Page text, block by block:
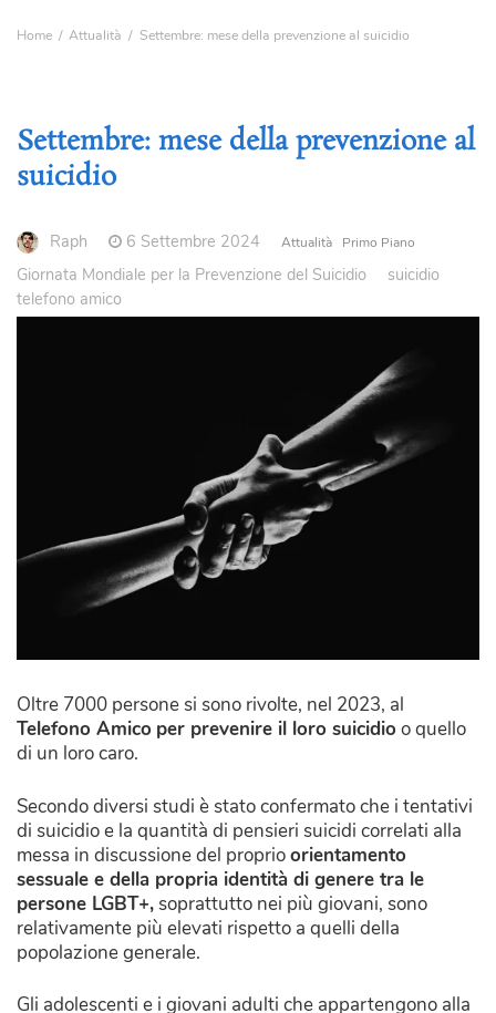
Home Attualità Settembre: mese della prevenzione al suicidio
Settembre: mese della prevenzione al
suicidio
Raph 6 Settembre 2024 Attualità Primo Piano
Giornata Mondiale per la Prevenzione del Suicidio
suicidio
telefono amico
Oltre 7000 persone si sono rivolte, nel 2023, al
Telefono Amico per prevenire il loro suicidio o quello
di un loro caro.
Secondo diversi studi è stato confermato che i tentativi
di suicidio e la quantità di pensieri suicidi correlati alla
messa in discussione del proprioorientamento
sessuale e della propria identità di genere tra le
persone LGBT+,soprattutto nei più giovani, sono
relativamente più elevati rispetto a quelli della
popolazione generale.
Gli adolescenti e i giovani adulti che appartengono alla